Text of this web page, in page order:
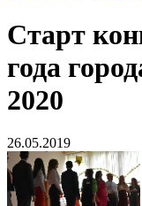
Старт
года
2020
26.05.2019